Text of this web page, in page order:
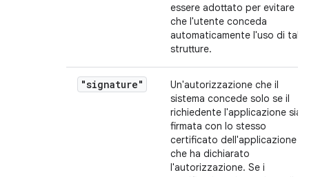
essere adottato per evitare
che l'utente conceda
automaticamente l'uso di tali
strutture.
"signature"
Un'autorizzazione che il
sistema concede solo se il
richiedente l'applicazione sia
firmata con lo stesso
certificato dell'applicazione
che ha dichiarato
l'autorizzazione. Se i